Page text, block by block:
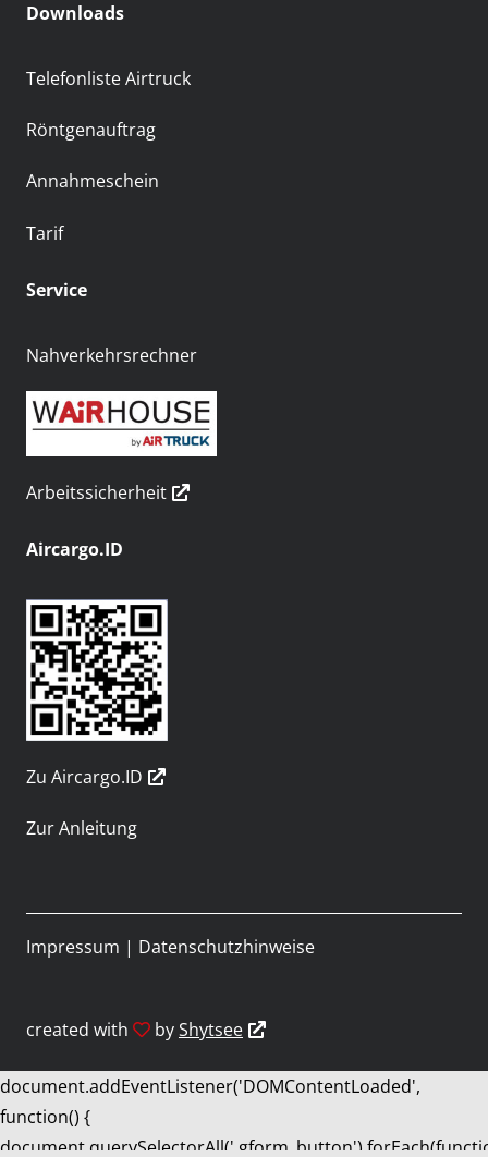
Downloads
Telefonliste Airtruck
Röntgenauftrag
Annahmeschein
Tarif
Service
Nahverkehrsrechner
Arbeitssicherheit
Aircargo.ID
Zu Aircargo.ID
Zur Anleitung
created with byShytsee
Impressum | Datenschutzhinweise
document.addEventListener('DOMContentLoaded',
function() {